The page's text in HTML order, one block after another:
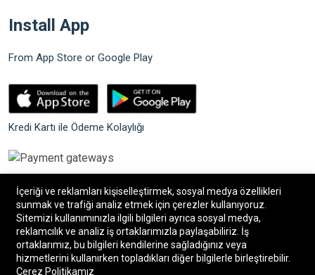
Install App
From App Store or Google Play
Kredi Kartı ile Ödeme Kolaylığı
©2026 Bilgin Güvenlik Sistemleri. Tüm hakları saklıdır.
®
İçeriği ve reklamları kişiselleştirmek, sosyal medya özellikleri
sunmak ve trafiği analiz etmek için çerezler kullanıyoruz.
Sitemizi kullanımınızla ilgili bilgileri ayrıca sosyal medya,
reklamcılık ve analiz iş ortaklarımızla paylaşabiliriz. İş
ortaklarımız, bu bilgileri kendilerine sağladığınız veya
hizmetlerini kullanırken topladıkları diğer bilgilerle birleştirebilir.
Çerez Politikamız